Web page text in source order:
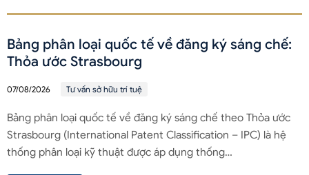
Bảng phân loại quốc tế về đăng ký sáng chế:
Thỏa ước Strasbourg
07/08/2026 Tư vấn sở hữu trí tuệ
Bảng phân loại quốc tế về đăng ký sáng chế theo Thỏa ước
Strasbourg (International Patent Classification – IPC) là hệ
thống phân loại kỹ thuật được áp dụng thống…